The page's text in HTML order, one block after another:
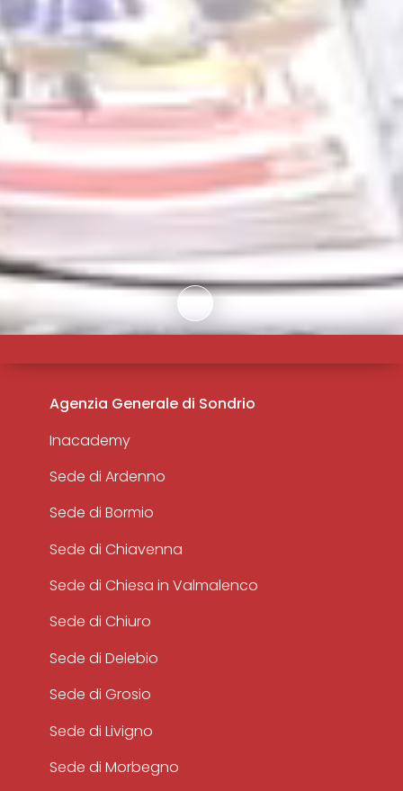
Agenzia Generale di Sondrio
Inacademy
Sede di Ardenno
Sede di Bormio
Sede di Chiavenna
Sede di Chiesa in Valmalenco
Sede di Chiuro
Sede di Delebio
Sede di Grosio
Sede di Livigno
Sede di Morbegno